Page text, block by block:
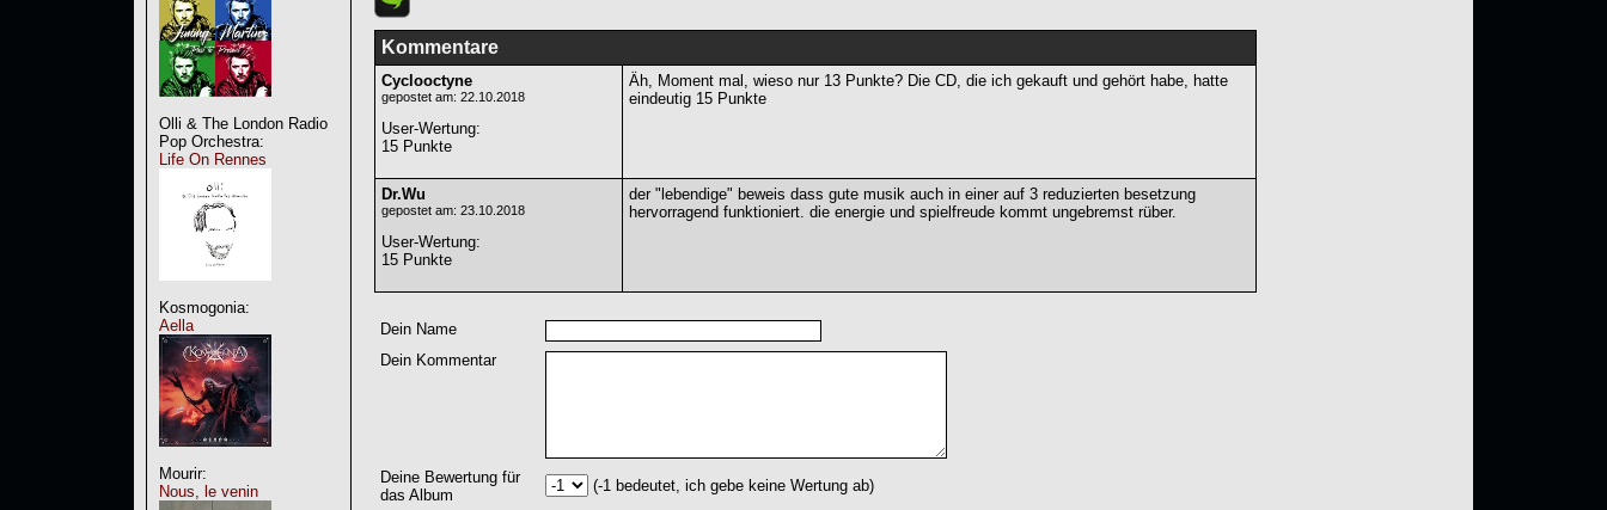
Olli & The London Radio
Pop Orchestra:
Life On Rennes
Kosmogonia:
Aella
Mourir:
Nous, le venin
Kommentare
Cyclooctyne
gepostet am: 22.10.2018
User-Wertung:
15 Punkte
Äh, Moment mal, wieso nur 13 Punkte? Die CD, die ich gekauft und gehört habe, hatte
eindeutig 15 Punkte
Dr.Wu
gepostet am: 23.10.2018
User-Wertung:
15 Punkte
der "lebendige" beweis dass gute musik auch in einer auf 3 reduzierten besetzung
hervorragend funktioniert. die energie und spielfreude kommt ungebremst rüber.
Dein Name
Dein Kommentar
Deine Bewertung für
das Album
(-1 bedeutet, ich gebe keine Wertung ab)